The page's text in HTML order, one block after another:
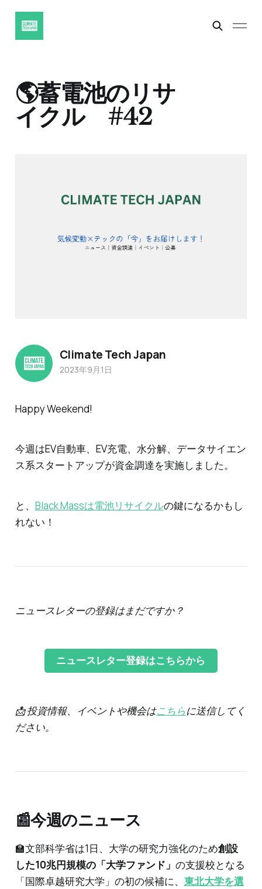
🌎蓄電池のリサ
イクル #42
Happy Weekend!
今週はEV自動車、EV充電、水分解、データサイエン
ス系スタートアップが資金調達を実施しました。
と、 Black Massは電池リサイクルの鍵になるかもし
れない！
ニュースレターの登録はまだですか？
ニュースレター登録はこちらから
📩 投資情報、イベントや機会はこちらに送信してく
ださい。
📰今週のニュース
🏫文部科学省は1日、大学の研究力強化のため創設
した10兆円規模の「大学ファンド」 の支援校となる
「国際卓越研究大学」の初の候補に、 東北大学を選
Climate Tech Japan
2023年9月1日